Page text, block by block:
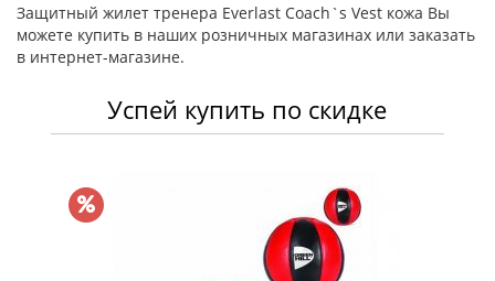
Защитный жилет тренера Everlast Coach`s Vest кожа Вы
можете купить в наших розничных магазинах или заказать
в интернет-магазине.
Успей купить по скидке